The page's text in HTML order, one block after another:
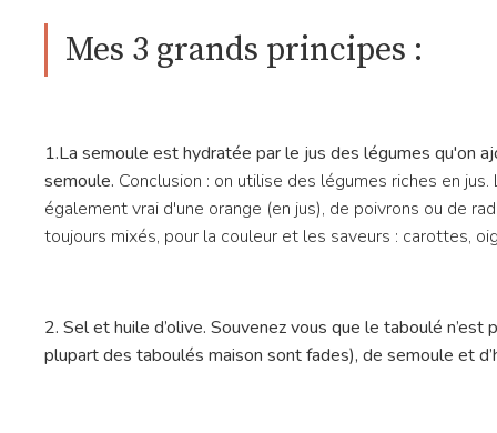
Mes 3 grands principes :
1.La semoule est hydratée par le jus des légumes qu'on
semoule. Conclusion : on utilise des légumes riches en
également vrai d'une orange (en jus), de poivrons ou de
toujours mixés, pour la couleur et les saveurs : carottes,
2. Sel et huile d’olive. Souvenez vous que le taboulé
plupart des taboulés maison sont fades), de semoule et